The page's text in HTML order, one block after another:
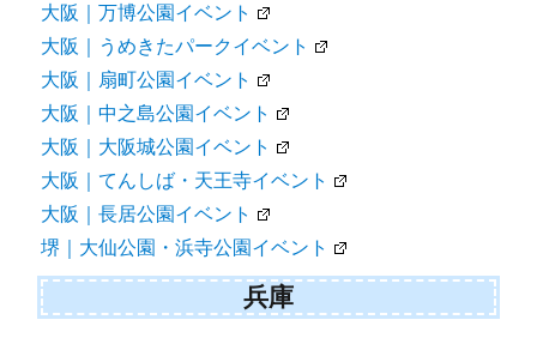
大阪｜万博公園イベント
大阪｜うめきたパークイベント
大阪｜扇町公園イベント
大阪｜中之島公園イベント
大阪｜大阪城公園イベント
大阪｜てんしば・天王寺イベント
大阪｜長居公園イベント
堺｜大仙公園・浜寺公園イベント
兵庫